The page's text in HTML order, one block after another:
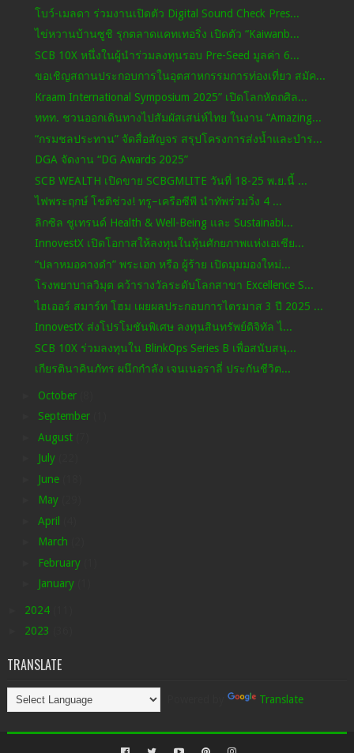
โบว์-เมลดา ร่วมงานเปิดตัว Digital Sound Check Pres...
ไข่หวานบ้านซูชิ รุกตลาดแคทเทอริ่ง เปิดตัว “Kaiwanb...
SCB 10X หนึ่งในผู้นำร่วมลงทุนรอบ Pre-Seed มูลค่า 6...
ขอเชิญสถานประกอบการในอุตสาหกรรมการท่องเที่ยว สมัค...
Kraam International Symposium 2025” เปิดโลกหัตถศิล...
ททท. ชวนออกเดินทางไปสัมผัสเสน่ห์ไทย ในงาน “Amazing...
“กรมชลประทาน” จัดสื่อสัญจร สรุปโครงการส่งน้ำและบำร...
DGA จัดงาน “DG Awards 2025”
SCB WEALTH เปิดขาย SCBGMLITE วันที่ 18-25 พ.ย.นี้ ...
ไฟพระฤกษ์ โชติช่วง! ทรู–เครือซีพี นำทัพร่วมวิ่ง 4 ...
ลิกซิล ชูเทรนด์ Health & Well-Being และ Sustainabi...
InnovestX เปิดโอกาสให้ลงทุนในหุ้นศักยภาพแห่งเอเชีย...
“ปลาหมอคางดำ” พระเอก หรือ ผู้ร้าย เปิดมุมมองใหม่...
โรงพยาบาลวิมุต คว้ารางวัลระดับโลกสาขา Excellence S...
ไฮเออร์ สมาร์ท โฮม เผยผลประกอบการไตรมาส 3 ปี 2025 ...
InnovestX ส่งโปรโมชันพิเศษ ลงทุนสินทรัพย์ดิจิทัล ไ...
SCB 10X ร่วมลงทุนใน BlinkOps Series B เพื่อสนับสนุ...
เกียรตินาคินภัทร ผนึกกำลัง เจนเนอราลี่ ประกันชีวิต...
October
September
August
July
June
May
April
March
February
January
2024
2023
TRANSLATE
Translate